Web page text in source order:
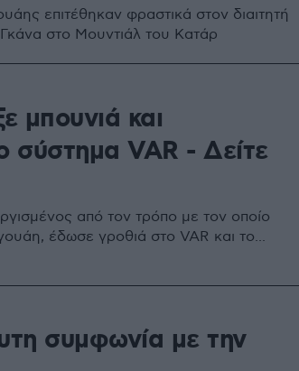
επιτέθηκαν φραστικά στον διαιτητή
στο Μουντιάλ του Κατάρ
μπουνιά και
σύστημα VAR - Δείτε
από τον τρόπο με τον οποίο
έδωσε γροθιά στο VAR και το...
συμφωνία με την